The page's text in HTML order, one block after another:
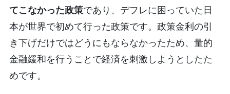
てこなかった政策であり、デフレに困っていた日
本が世界で初めて行った政策です。政策金利の引
き下げだけではどうにもならなかったため、量的
金融緩和を行うことで経済を刺激しようとしたた
めです。